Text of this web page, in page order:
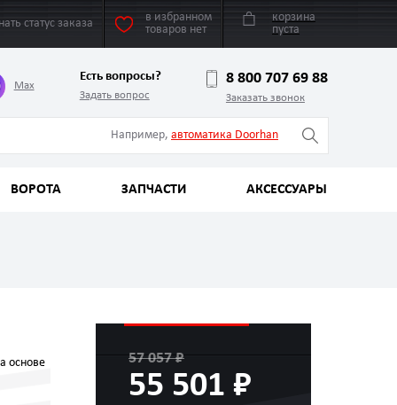
статус заказа
в избранном
товаров нет
корзина
пуста
Max
Есть вопросы?
Задать вопрос
8 800 707 69 88
Заказать звонок
Например, автоматика Doorhan
ВОРОТА ЗАПЧАСТИ АКСЕССУАРЫ
основе
57 057 ₽
55 501 ₽